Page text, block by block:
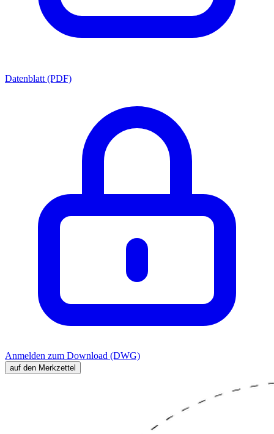
Datenblatt (PDF)
Anmelden zum Download (DWG)
auf den Merkzettel